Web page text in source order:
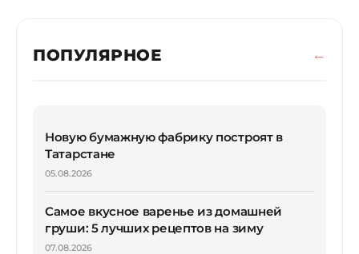
ПОПУЛЯРНОЕ
Новую бумажную фабрику построят в
Татарстане
05.08.2026
Самое вкусное варенье из домашней
груши: 5 лучших рецептов на зиму
07.08.2026